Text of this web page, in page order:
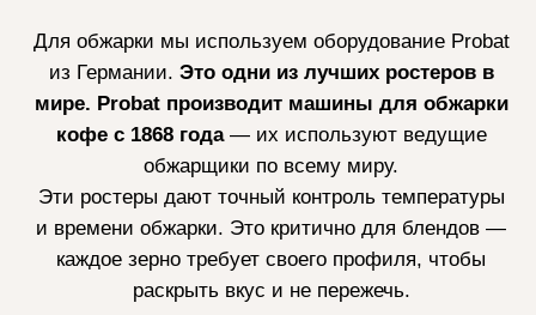
КУПИТЬ НА МАРКЕТПЛЕЙСЕ